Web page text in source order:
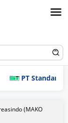
PT Standard
(MAKO